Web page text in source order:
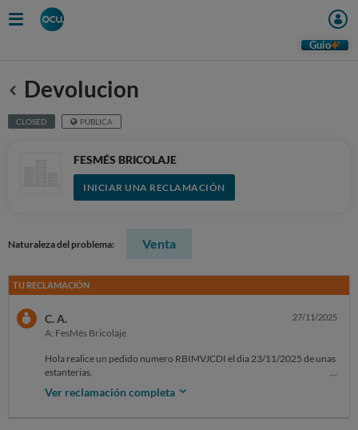
Guio
Anterior
Devolucion
CLOSED PÚBLICA
FESMÉS BRICOLAJE
INICIAR UNA RECLAMACIÓN
Naturaleza del problema: Venta
TU RECLAMACIÓN
C. A.
A: FesMés Bricolaje
27/11/2025
Hola realice un pedido numero RBIMVJCDI el dia 23/11/2025 de unas
estanterias.
A dia 27/11/25 me dicen que como no hay stock me anulan el encargo.
Denuncio que si realmente no hay stock se sabe desde el primer dia y
Ver reclamación completa